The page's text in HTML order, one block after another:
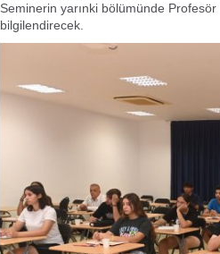
Seminerin yarınki bölümünde
bilgilendirecek.